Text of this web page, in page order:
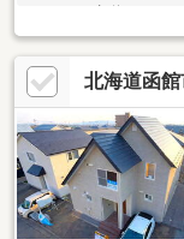
サイドに歩道がありま
北海道函